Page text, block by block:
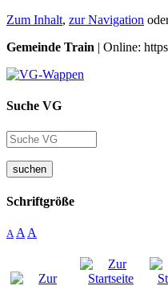
Zum Inhalt, zur Navigation
Gemeinde Train | Online:
Suche VG
suchen
Schriftgröße
A A A